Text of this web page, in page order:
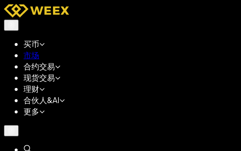
买币
市场
合约交易
现货交易
理财
合伙人&AI
更多